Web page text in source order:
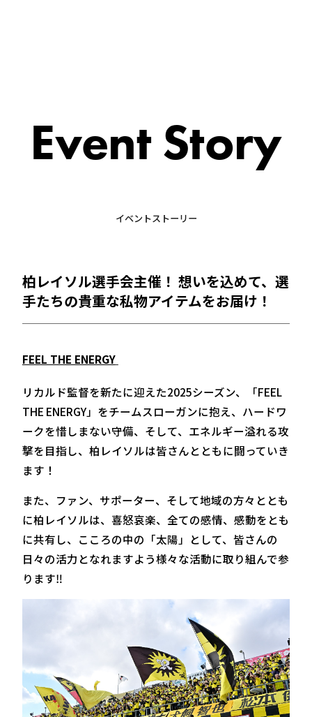
Event Story
イベントストーリー
柏レイソル選手会主催！ 想いを込めて、選
手たちの貴重な私物アイテムをお届け！
FEEL THE ENERGY
リカルド監督を新たに迎えた2025シーズン、「FEEL
THE ENERGY」をチームスローガンに抱え、ハードワ
ークを惜しまない守備、そして、エネルギー溢れる攻
撃を目指し、柏レイソルは皆さんとともに闘っていき
ます！
また、ファン、サポーター、そして地域の方々ととも
に柏レイソルは、喜怒哀楽、全ての感情、感動をとも
に共有し、こころの中の「太陽」として、皆さんの
日々の活力となれますよう様々な活動に取り組んで参
ります‼